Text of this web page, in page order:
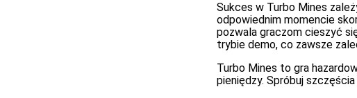
Sukces w Turbo Mines
odpowiednim momencie
pozwala graczom cieszyć
trybie demo, co zawsze
Turbo Mines to gra
pieniędzy. Spróbuj